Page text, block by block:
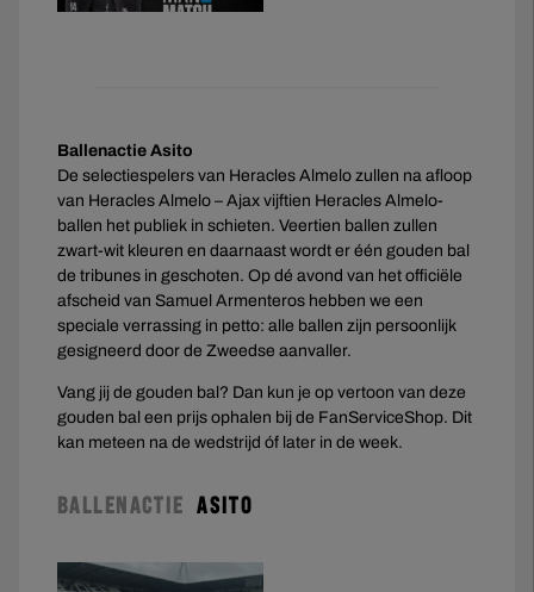
Ballenactie Asito
De selectiespelers van Heracles Almelo zullen na afloop
van Heracles Almelo – Ajax vijftien Heracles Almelo-
ballen het publiek in schieten. Veertien ballen zullen
zwart-wit kleuren en daarnaast wordt er één gouden bal
de tribunes in geschoten. Op dé avond van het officiële
afscheid van Samuel Armenteros hebben we een
speciale verrassing in petto: alle ballen zijn persoonlijk
gesigneerd door de Zweedse aanvaller.
Vang jij de gouden bal? Dan kun je op vertoon van deze
gouden bal een prijs ophalen bij de FanServiceShop. Dit
kan meteen na de wedstrijd óf later in de week.
BALLENACTIE ASITO